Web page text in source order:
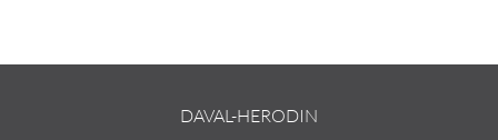
DAVAL-HERODIN